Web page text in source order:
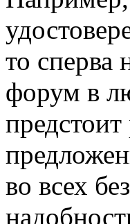
то сперва
форум в
во всех